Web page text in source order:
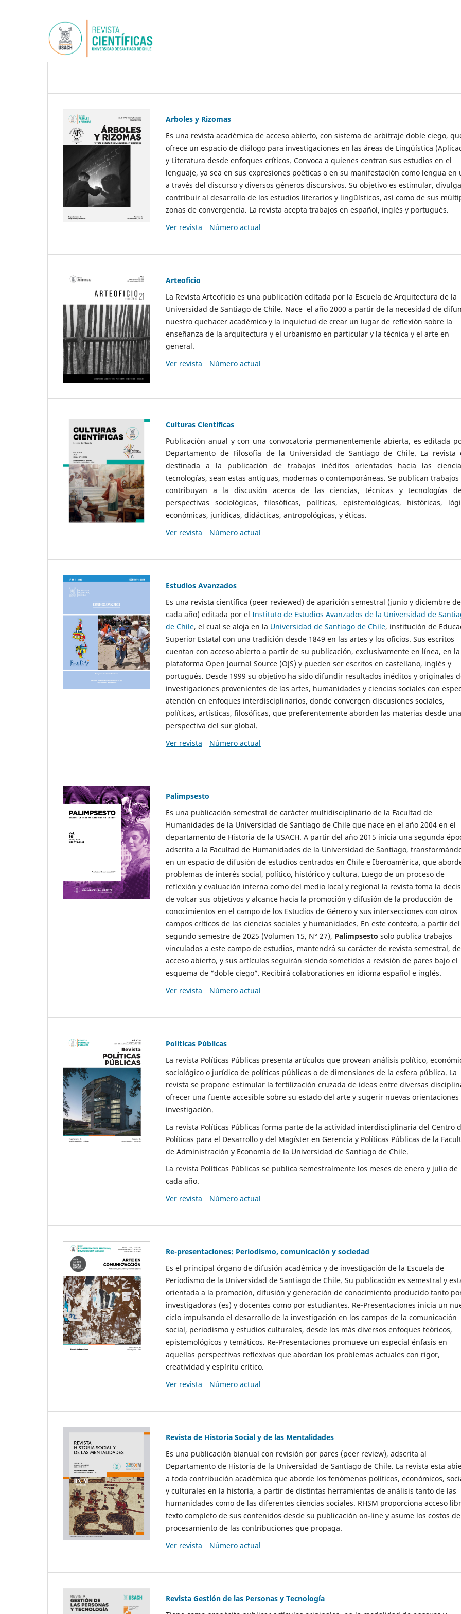
Arboles y Rizomas
Es una revista académica de acceso abierto, con sistema de arbitraje doble ciego,
ofrece un espacio de diálogo para investigaciones en las áreas de Lingüística
y Literatura desde enfoques críticos. Convoca a quienes centran sus estudios en el
lenguaje, ya sea en sus expresiones poéticas o en su manifestación como lengua en
a través del discurso y diversos géneros discursivos. Su objetivo es estimular,
contribuir al desarrollo de los estudios literarios y lingüísticos, así como de sus
zonas de convergencia. La revista acepta trabajos en español, inglés y portugués.
Ver revista
Número actual
Arteoficio
La Revista Arteoficio es una publicación editada por la Escuela de Arquitectura de la
Universidad de Santiago de Chile. Nace el año 2000 a partir de la necesidad de
nuestro quehacer académico y la inquietud de crear un lugar de reflexión sobre la
enseñanza de la arquitectura y el urbanismo en particular y la técnica y el arte en
general.
Ver revista
Número actual
Culturas Científicas
Publicación anual y con una convocatoria permanentemente abierta, es editada
Departamento de Filosofía de la Universidad de Santiago de Chile. La revista
destinada a la publicación de trabajos inéditos orientados hacia las
tecnologías, sean estas antiguas, modernas o contemporáneas. Se publican
contribuyan a la discusión acerca de las ciencias, técnicas y tecnologías
perspectivas sociológicas, filosóficas, políticas, epistemológicas, históricas,
económicas, jurídicas, didácticas, antropológicas, y éticas.
Ver revista
Número actual
Estudios Avanzados
Es una revista científica (peer reviewed) de aparición semestral (junio y diciembre de
cada año) editada por el Instituto de Estudios Avanzados de la Universidad de
de Chile, el cual se aloja en la Universidad de Santiago de Chile, institución de
Superior Estatal con una tradición desde 1849 en las artes y los oficios. Sus escritos
cuentan con acceso abierto a partir de su publicación, exclusivamente en línea, en la
plataforma Open Journal Source (OJS) y pueden ser escritos en castellano, inglés y
portugués. Desde 1999 su objetivo ha sido difundir resultados inéditos y originales
investigaciones provenientes de las artes, humanidades y ciencias sociales con
atención en enfoques interdisciplinarios, donde convergen discusiones sociales,
políticas, artísticas, filosóficas, que preferentemente aborden las materias desde una
perspectiva del sur global.
Ver revista
Número actual
Palimpsesto
Es una publicación semestral de carácter multidisciplinario de la Facultad de
Humanidades de la Universidad de Santiago de Chile que nace en el año 2004 en el
departamento de Historia de la USACH. A partir del año 2015 inicia una segunda
adscrita a la Facultad de Humanidades de la Universidad de Santiago,
en un espacio de difusión de estudios centrados en Chile e Iberoamérica, que
problemas de interés social, político, histórico y cultura. Luego de un proceso de
reflexión y evaluación interna como del medio local y regional la revista toma la
de volcar sus objetivos y alcance hacia la promoción y difusión de la producción de
conocimientos en el campo de los Estudios de Género y sus intersecciones con otros
campos críticos de las ciencias sociales y humanidades. En este contexto, a partir del
segundo semestre de 2025 (Volumen 15, N° 27), Palimpsesto solo publica trabajos
vinculados a este campo de estudios, mantendrá su carácter de revista semestral, de
acceso abierto, y sus artículos seguirán siendo sometidos a revisión de pares bajo el
esquema de “doble ciego”. Recibirá colaboraciones en idioma español e inglés.
Ver revista
Número actual
Políticas Públicas
La revista Políticas Públicas presenta artículos que provean análisis político,
sociológico o jurídico de políticas públicas o de dimensiones de la esfera pública. La
revista se propone estimular la fertilización cruzada de ideas entre diversas
ofrecer una fuente accesible sobre su estado del arte y sugerir nuevas orientaciones
investigación.
La revista Políticas Públicas forma parte de la actividad interdisciplinaria del Centro
Políticas para el Desarrollo y del Magíster en Gerencia y Políticas Públicas de la
de Administración y Economía de la Universidad de Santiago de Chile.
La revista Políticas Públicas se publica semestralmente los meses de enero y julio de
cada año.
Ver revista
Número actual
Re-presentaciones: Periodismo, comunicación y sociedad
Es el principal órgano de difusión académica y de investigación de la Escuela de
Periodismo de la Universidad de Santiago de Chile. Su publicación es semestral y
orientada a la promoción, difusión y generación de conocimiento producido tanto
investigadoras (es) y docentes como por estudiantes. Re-Presentaciones inicia un
ciclo impulsando el desarrollo de la investigación en los campos de la comunicación
social, periodismo y estudios culturales, desde los más diversos enfoques teóricos,
epistemológicos y temáticos. Re-Presentaciones promueve un especial énfasis en
aquellas perspectivas reflexivas que abordan los problemas actuales con rigor,
creatividad y espíritu crítico.
Ver revista
Número actual
Revista de Historia Social y de las Mentalidades
Es una publicación bianual con revisión por pares (peer review), adscrita al
Departamento de Historia de la Universidad de Santiago de Chile. La revista esta
a toda contribución académica que aborde los fenómenos políticos, económicos,
y culturales en la historia, a partir de distintas herramientas de análisis tanto de las
humanidades como de las diferentes ciencias sociales. RHSM proporciona acceso
texto completo de sus contenidos desde su publicación on-line y asume los costos de
procesamiento de las contribuciones que propaga.
Ver revista
Número actual
Revista Gestión de las Personas y Tecnología